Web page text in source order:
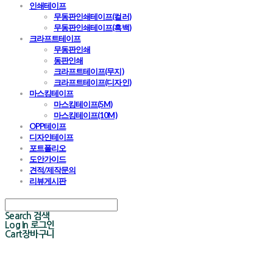
인쇄테이프
무동판인쇄테이프(컬러)
무동판인쇄테이프(흑백)
크라프트테이프
무동판인쇄
동판인쇄
크라프트테이프(무지)
크라프트테이프(디자인)
마스킹테이프
마스킹테이프(5M)
마스킹테이프(10M)
OPP테이프
디자인테이프
포트폴리오
도안가이드
견적/제작문의
리뷰게시판
Search 검색
Log In 로그인
Cart장바구니